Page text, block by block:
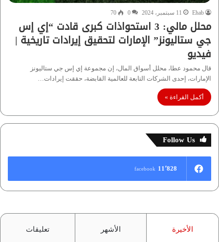
Ehab 11 سبتمبر، 2024 0
70
محلل مالي: 3 استحواذات كبرى قادت “إي إس
جي ستاليونز” الإمارات لتحقيق إيرادات تاريخية |
فيديو
قال محمود عطا، محلل أسواق المال، إن مجموعة إي إس جي ستاليونز
الإمارات، إحدى الشركات التابعة للعالمية القابضة، حققت إيرادات…
أكمل القراءة »
Follow Us
11٬828 facebook
الأخيرة الأشهر تعليقات